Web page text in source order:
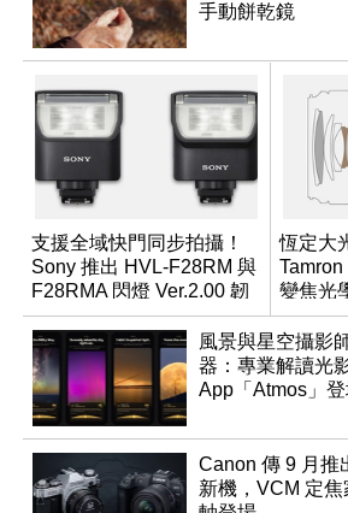
手動餅乾鏡
支援全域快門同步拍攝！
Sony 推出 HVL-F28RM 與
F28RMA 閃燈 Ver.2.00 韌
體
恆定大
變焦光
風景與星空攝影
器：專業解讀光
App「Atmos」
Canon 傳 9 月推
新機，VCM 定